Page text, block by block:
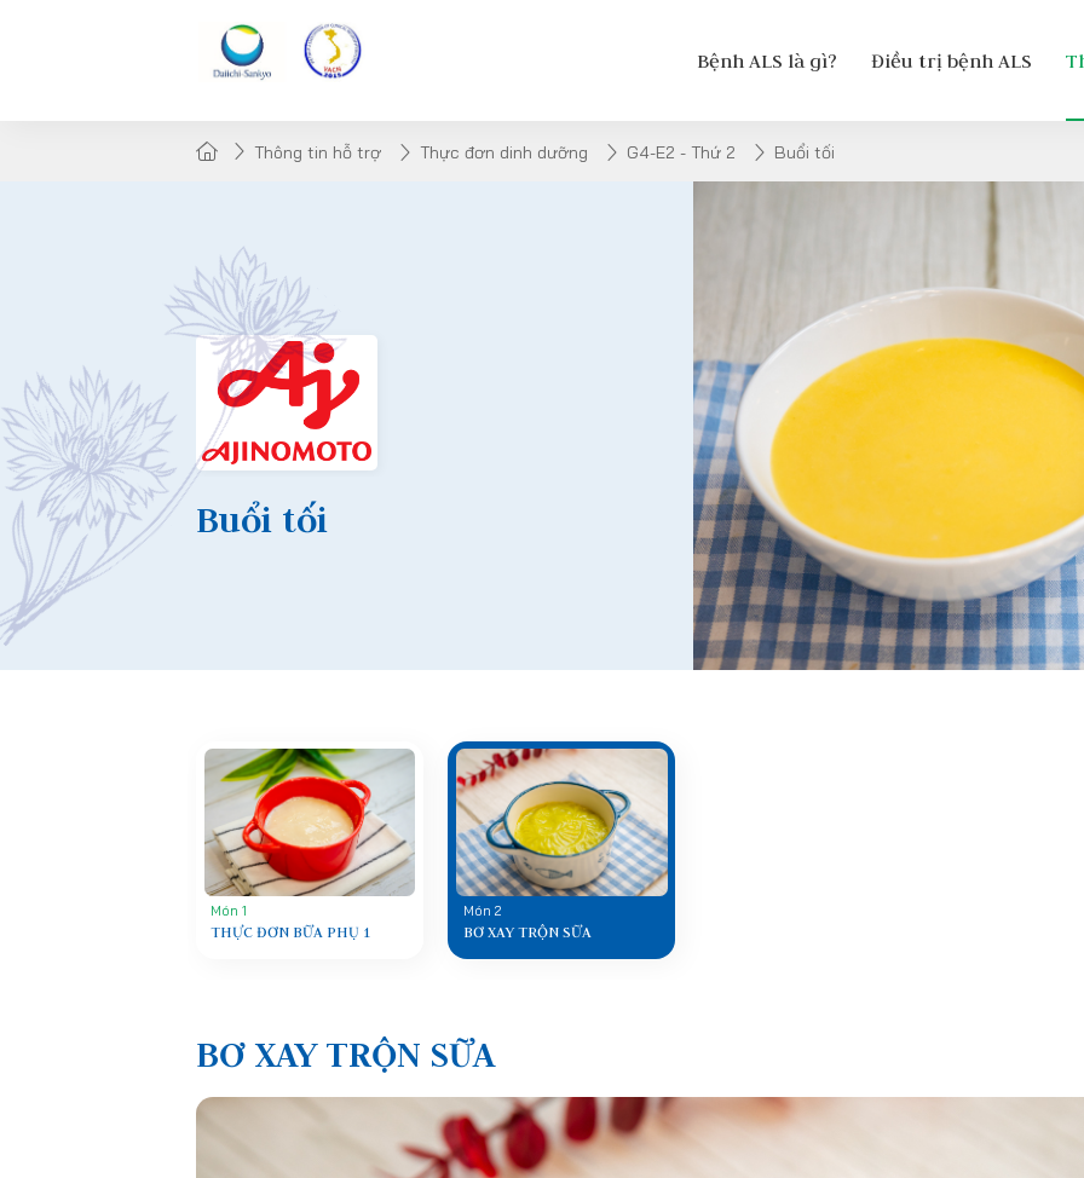
Bệnh ALS là gì? Điều trị bệnh ALS
Thông tin hỗ trợ Thực đơn dinh dưỡng G4-E2 - Thứ 2 Buổi tối
Buổi tối
Món 1
THỰC ĐƠN BỮA PHỤ 1
Món 2
BƠ XAY TRỘN SỮA
BƠ XAY TRỘN SỮA